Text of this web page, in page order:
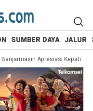
SUMBER DAYA JALUR
Apresiasi Kepatuhan